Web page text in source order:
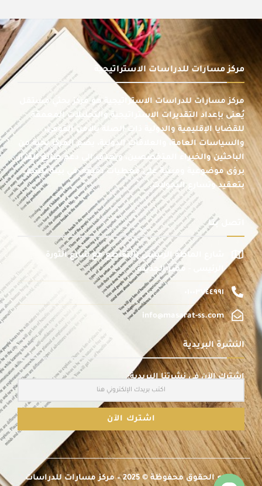
مركز مسارات للدراسات الاستراتيجية
مركز مسارات للدراسات الاستراتيجية هو مركز بحثي مستقل
يُعنى بإعداد التقديرات الاستراتيجية والتحليلات المعمقة
للقضايا الإقليمية والدولية ذات الصلة بالأمن القومي،
والسياسات العامة، والعلاقات الدولية، يضم المركز نخبة من
الباحثين والخبراء المتخصصين، ويهدف إلى دعم صانع القرار
برؤى موضوعية ومبنية على معطيات دقيقة، في بيئة تتسم
بتعقيد وتسارع التحولات.
اتصل بنا
شارع الماظة الرئيسى بالتقاطع مع شارع الثورة
الرئيسى - مصر الجديدة
٠١٠٠٣٧٤٤٩٩١
info@masarat-ss.com
النشرة البريدية
اشترك الآن في نشرتنا البريدية:
جميع الحقوق محفوظة © 2025 – مركز مسارات للدراسات